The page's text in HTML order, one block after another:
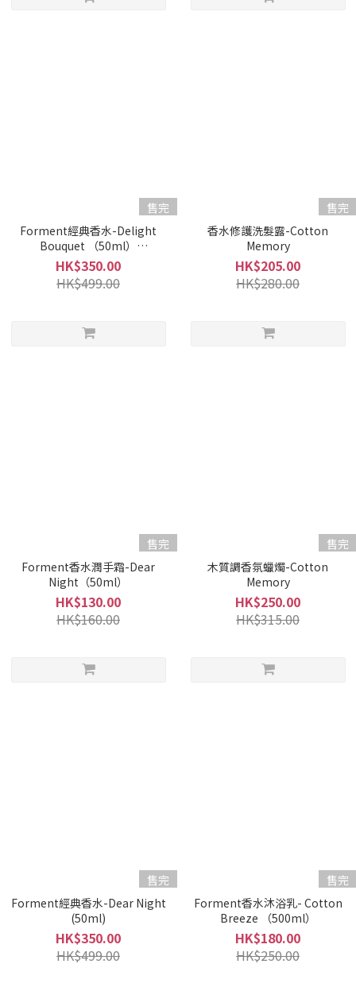
售完
Forment經典香水-Delight
Bouquet （50ml）
(EXP:04/04/2025)
HK$350.00
HK$499.00
售完
香水修護洗髮露-Cotton
Memory
HK$205.00
HK$280.00
售完
Forment香水潤手霜-Dear
Night（50ml）
HK$130.00
HK$160.00
售完
木質調香氛蠟燭-Cotton
Memory
HK$250.00
HK$315.00
售完
Forment經典香水-Dear Night
(50ml)
HK$350.00
HK$499.00
售完
Forment香水沐浴乳- Cotton
Breeze （500ml）
HK$180.00
HK$250.00